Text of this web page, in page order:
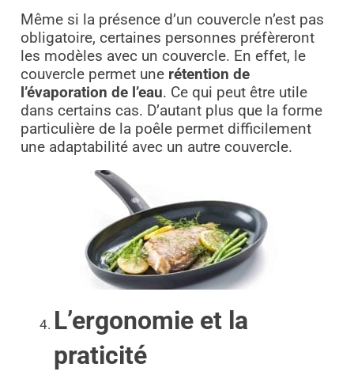
Même si la présence d’un couvercle n’est pas
obligatoire, certaines personnes préfèreront
les modèles avec un couvercle. En effet, le
couvercle permet une rétention de
l’évaporation de l’eau. Ce qui peut être utile
dans certains cas. D’autant plus que la forme
particulière de la poêle permet difficilement
une adaptabilité avec un autre couvercle.
L’ergonomie et la
praticité